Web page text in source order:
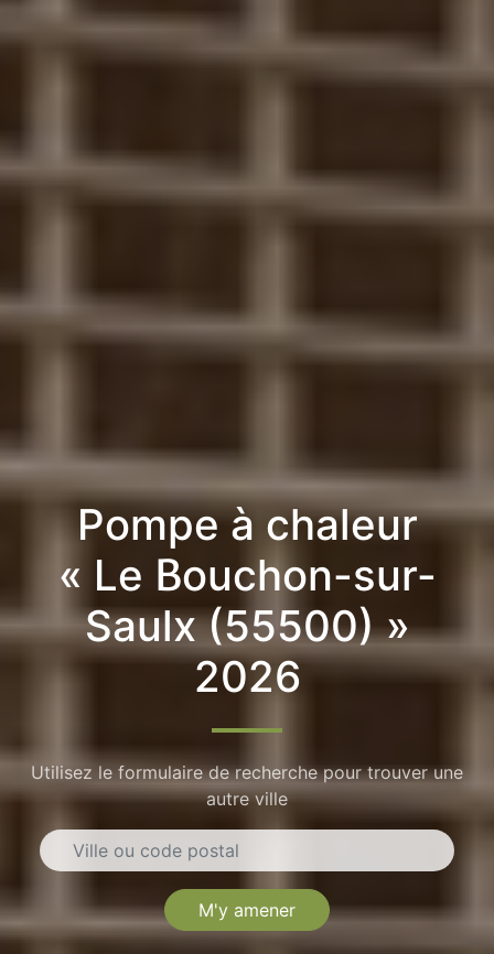
Pompe à chaleur
« Le Bouchon-sur-
Saulx (55500) »
2026
Utilisez le formulaire de recherche pour trouver une
autre ville
M'y amener